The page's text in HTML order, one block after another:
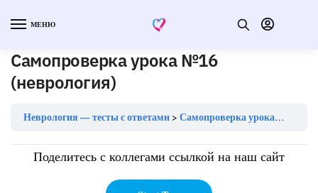
МЕНЮ
Самопроверка урока №16
(неврология)
Неврология — тесты с ответами Самопроверка урока №16 (неврология)
Поделитесь с коллегами ссылкой на наш сайт